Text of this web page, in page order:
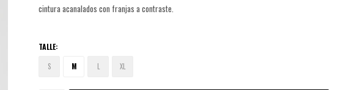
cintura acanalados con franjas a contraste.
TALLE:
S M L XL